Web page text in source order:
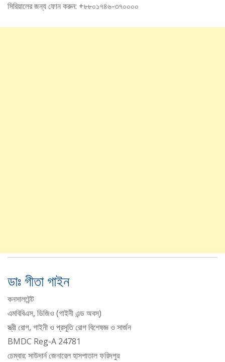
সিরিয়ালের জন্য ফোন করুন: +৮৮০১৭৪৬-৩৭০০০০
ডাঃ গীতা গাইন
কনসালটেন্ট
এমবিবিএস, ডিজিও (গাইনী এন্ড অবস্)
স্ত্রী রোগ, গাইনী ও প্রসূতি রোগ বিশেষজ্ঞ ও সার্জন
BMDC Reg-A 24781
চেম্বার: সাউদার্ন জেনারেল হাসপাতাল ফরিদপুর